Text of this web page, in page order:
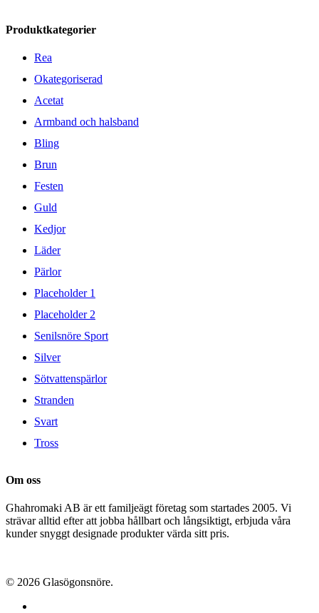
Produktkategorier
Rea
Okategoriserad
Acetat
Armband och halsband
Bling
Brun
Festen
Guld
Kedjor
Läder
Pärlor
Placeholder 1
Placeholder 2
Senilsnöre Sport
Silver
Sötvattenspärlor
Stranden
Svart
Tross
Om oss
Ghahromaki AB är ett familjeägt företag som startades 2005. Vi
strävar alltid efter att jobba hållbart och långsiktigt, erbjuda våra
kunder snyggt designade produkter värda sitt pris.
© 2026 Glasögonsnöre.